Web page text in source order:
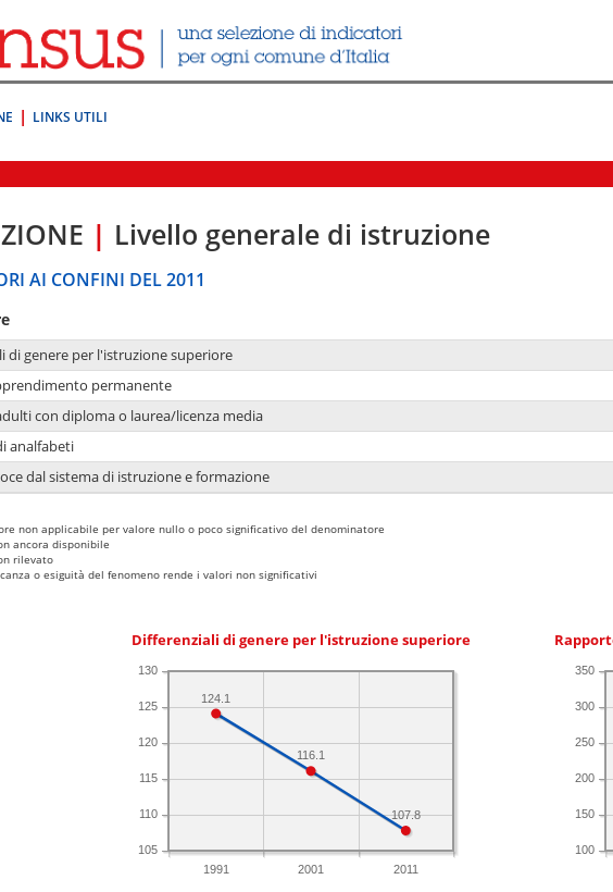
LINKS UTILI
| Livello generale di istruzione
AI CONFINI DEL 2011
di genere per l'istruzione superiore
permanente
con diploma o laurea/licenza media
analfabeti
dal sistema di istruzione e formazione
non applicabile per valore nullo o poco significativo del denominatore
ancora disponibile
rilevato
o esiguità del fenomeno rende i valori non significativi
Differenziali di genere per l'istruzione superiore
1991 2001 2011
105
110
115
120
125
130
107.8
116.1
124.1
100
150
200
250
300
350